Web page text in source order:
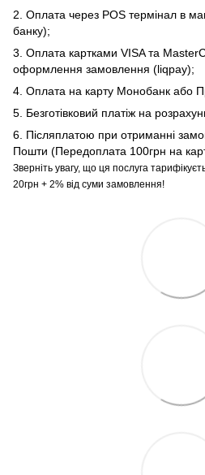
2. Оплата через POS термінал в
банку);
3. Оплата картками VISA та
оформлення замовлення (liqpay);
4. Оплата на карту Монобанк або
5. Безготівковий платіж на
6. Післяплатою при отриманні
Пошти (Передоплата 100грн на
Зверніть увагу, що ця послуга
20грн + 2% від суми замовлення!